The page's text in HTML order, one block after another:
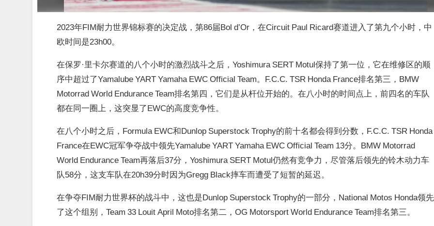
2023年FIM耐力世界锦标赛的决定战，第86届Bol d’Or，在Circuit Paul Ricard赛道进入了第九个小时，中
欧时间是23h00。
在保罗·里卡尔赛道的八个小时的激烈战斗之后，Yoshimura SERT Motul保持了第一位，它在维修区的顺
序中超过了Yamalube YART Yamaha EWC Official Team。F.C.C. TSR Honda France排名第三，BMW
Motorrad World Endurance Team排名第四，它们是从杆位开始的。在八小时的时间点上，前四名的车队
都在同一圈上，这突显了EWC的高度竞争性。
在八个小时之后，Formula EWC和Dunlop Superstock Trophy的前十名都会得到分数，F.C.C. TSR Honda
France在EWC冠军争夺战中领先Yamalube YART Yamaha EWC Official Team 13分。BMW Motorrad
World Endurance Team再落后37分，Yoshimura SERT Motul仍然有竞争力，尽管落后领先的铃木动力车
队58分，这支车队在20h39分时因为Gregg Black摔车而遭受了短暂的延迟。
在争夺FIM耐力世界杯的战斗中，这也是Dunlop Superstock Trophy的一部分，National Motos Honda领先
了这个组别，Team 33 Louit April Moto排名第二，OG Motorsport World Endurance Team排名第三。